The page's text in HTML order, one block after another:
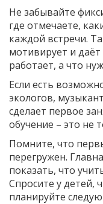
Не забывайте
где отмечаете,
каждой встречи.
мотивирует и
работает, а что
Если есть
экологов,
сделает первое
обучение – это не
Помните, что
перегружен.
показать, что
Спросите у детей,
планируйте